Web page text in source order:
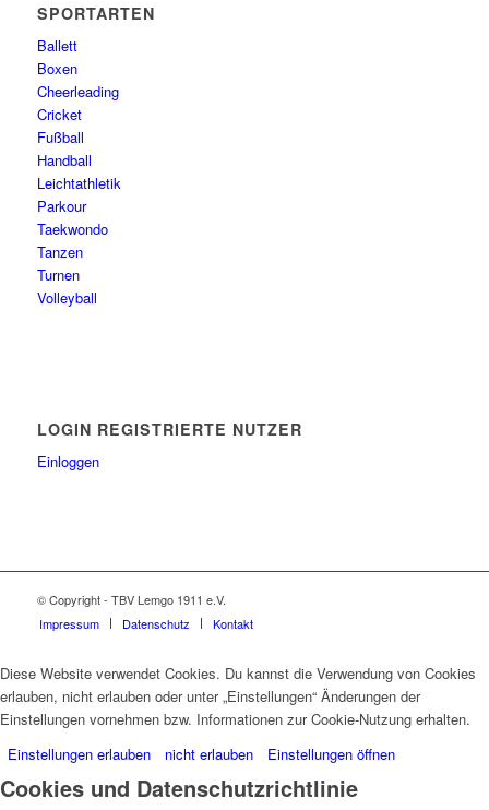
SPORTARTEN
Ballett
Boxen
Cheerleading
Cricket
Fußball
Handball
Leichtathletik
Parkour
Taekwondo
Tanzen
Turnen
Volleyball
LOGIN REGISTRIERTE NUTZER
Einloggen
© Copyright - TBV Lemgo 1911 e.V.
Impressum
Datenschutz Kontakt
Diese Website verwendet Cookies. Du kannst die Verwendung von Cookies
erlauben, nicht erlauben oder unter „Einstellungen“ Änderungen der
Einstellungen vornehmen bzw. Informationen zur Cookie-Nutzung erhalten.
Einstellungen erlauben
nicht erlauben Einstellungen öffnen
Cookies und Datenschutzrichtlinie